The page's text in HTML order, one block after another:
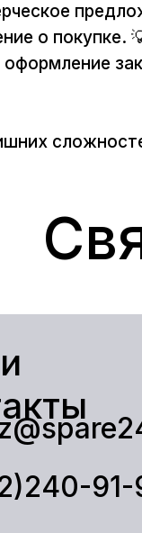
о покупке.